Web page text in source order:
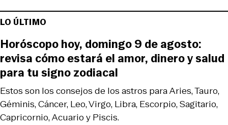
LO ÚLTIMO
Estos son los consejos de los astros para Aries, Tauro,
Géminis, Cáncer, Leo, Virgo, Libra, Escorpio, Sagitario,
Capricornio, Acuario y Piscis.
Horóscopo hoy, domingo 9 de agosto:
revisa cómo estará el amor, dinero y salud
para tu signo zodiacal